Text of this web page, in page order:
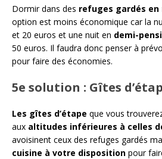
Dormir dans des refuges gardés
option est moins économique car la
et 20 euros et une nuit en demi-
50 euros. Il faudra donc penser à
pour faire des économies.
5e solution : Gîtes
Les gîtes d’étape que vous
aux altitudes inférieures à celles
avoisinent ceux des refuges gardés
cuisine à votre disposition pour